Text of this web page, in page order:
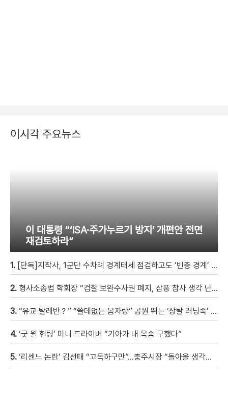
이시각 주요뉴스
이 대통령 “‘ISA·주가누르기 방지’ 개편안 전면
재검토하라”
1. [단독]지작사, 1군단 수차례 경계태세 점검하고도 ‘빈총 경계’ 몰랐다
2. 형사소송법 학회장 “검찰 보완수사권 폐지, 삼풍 참사 생각 난다” [현장영상]
3. “유교 탈레반？” “쓸데없는 몸자랑” 공원 뛰는 ‘상탈 러닝족’ 갑론을박 [자막뉴스]
4. ‘굿 윌 헌팅’ 미니 드라이버 “기아가 내 목숨 구했다”
5. ‘리센느 논란’ 김선태 “고독하구만”…충주시장 “돌아올 생각은?”